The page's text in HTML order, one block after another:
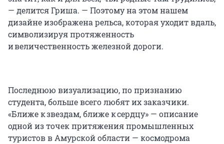
— делится Гриша. — Поэтому на этом нашем
дизайне изображена рельса, которая уходит вдаль,
символизируя протяженность
и величественность железной дороги.
Последнюю визуализацию, по признанию
студента, больше всего любят их заказчики.
«Ближе к звездам, ближе к сердцу» — описание
одной из точек притяжения промышленных
туристов в Амурской области — космодрома